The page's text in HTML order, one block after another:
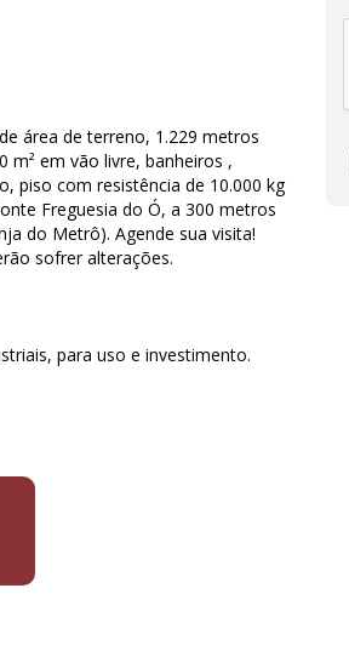
área de terreno, 1.229 metros
m² em vão livre, banheiros ,
piso com resistência de 10.000 kg
Freguesia do Ó, a 300 metros
do Metrô). Agende sua visita!
sofrer alterações.
para uso e investimento.